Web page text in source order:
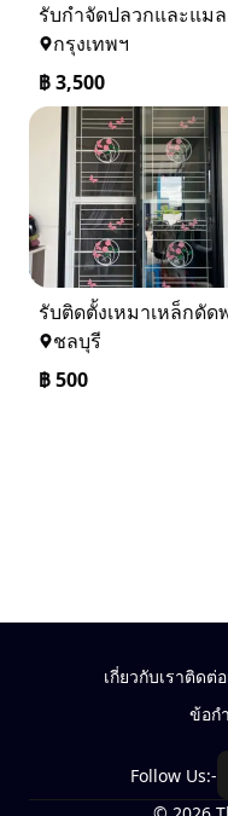
กรุงเทพฯ
฿3,500
ชลบุรี
฿500
เกี่ยวกับเราติดต่อ
ข้อก
Follow Us:-